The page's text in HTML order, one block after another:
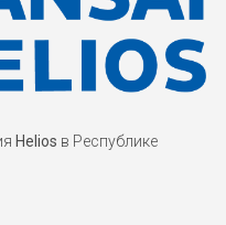
Helios в Республике